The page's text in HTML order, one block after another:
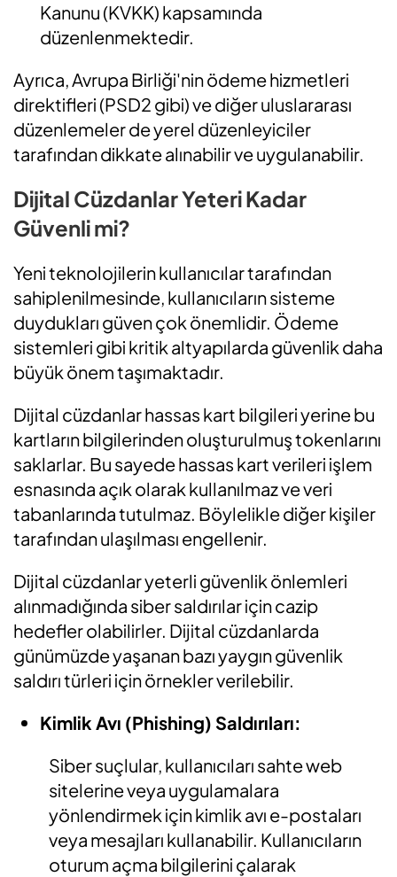
Kanunu (KVKK) kapsamında
düzenlenmektedir.
Ayrıca, Avrupa Birliği'nin ödeme hizmetleri
direktifleri (PSD2 gibi) ve diğer uluslararası
düzenlemeler de yerel düzenleyiciler
tarafından dikkate alınabilir ve uygulanabilir.
Dijital Cüzdanlar Yeteri Kadar
Güvenli mi?
Yeni teknolojilerin kullanıcılar tarafından
sahiplenilmesinde, kullanıcıların sisteme
duydukları güven çok önemlidir. Ödeme
sistemleri gibi kritik altyapılarda güvenlik daha
büyük önem taşımaktadır.
Dijital cüzdanlar hassas kart bilgileri yerine bu
kartların bilgilerinden oluşturulmuş tokenlarını
saklarlar. Bu sayede hassas kart verileri işlem
esnasında açık olarak kullanılmaz ve veri
tabanlarında tutulmaz. Böylelikle diğer kişiler
tarafından ulaşılması engellenir.
Dijital cüzdanlar yeterli güvenlik önlemleri
alınmadığında siber saldırılar için cazip
hedefler olabilirler. Dijital cüzdanlarda
günümüzde yaşanan bazı yaygın güvenlik
saldırı türleri için örnekler verilebilir.
Kimlik Avı (Phishing) Saldırıları:
Siber suçlular, kullanıcıları sahte web
sitelerine veya uygulamalara
yönlendirmek için kimlik avı e-postaları
veya mesajları kullanabilir. Kullanıcıların
oturum açma bilgilerini çalarak